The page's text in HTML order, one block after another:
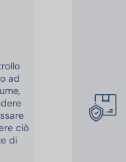
ad
ciò
di